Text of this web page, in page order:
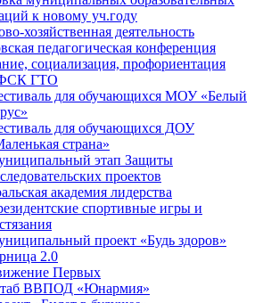
к новому уч.году
хозяйственная деятельность
педагогическая конференция
социализация, профориентация
ГТО
для обучающихся МОУ «Белый
для обучающихся ДОУ
страна»
этап Защиты
проектов
академия лидерства
спортивные игры и
проект «Будь здоров»
2.0
Первых
ВВПОД «Юнармия»